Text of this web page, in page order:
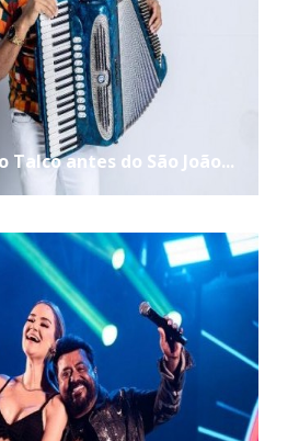
Talco antes do São João...